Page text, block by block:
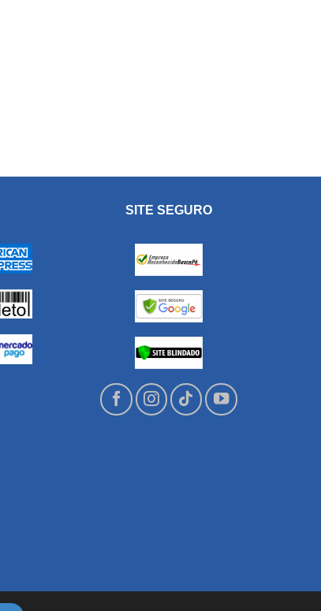
SITE SEGURO